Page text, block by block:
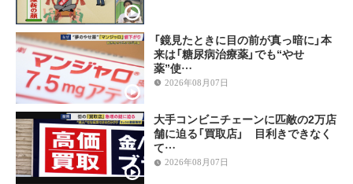
「鏡見たときに目の前が真っ暗に」本
来は「糖尿病治療薬」でも“やせ
薬”使…
2026年08月07日
大手コンビニチェーンに匹敵の2万店
舗に迫る「買取店」 目利きできなく
て…
2026年08月07日